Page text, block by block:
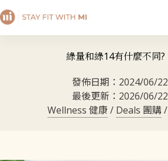
綠量和綠14有什麼不同?
發佈日期： 2024/06/22
最後更新： 2026/06/22
Wellness 健康/ Deals 團購/